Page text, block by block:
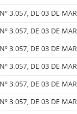
3.057, DE 03 DE
3.057, DE 03 DE
3.057, DE 03 DE
3.057, DE 03 DE
3.057, DE 03 DE
3.057, DE 03 DE